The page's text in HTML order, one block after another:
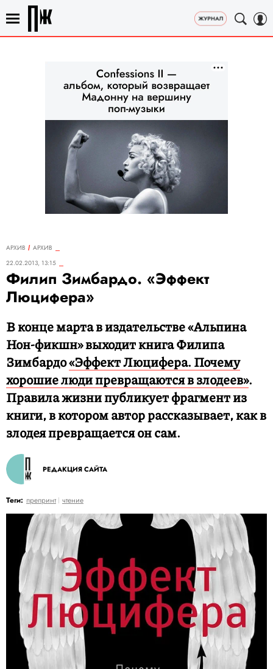
АРХИВ
АРХИВ
22.02.2013, 13:15
Филип Зимбардо. «Эффект
Люцифера»
В конце марта в издательстве «Альпина
Нон-фикшн» выходит книга Филипа
Зимбардо«Эффект Люцифера. Почему
хорошие люди превращаются в злодеев».
Правила жизни публикует фрагмент из
книги, в котором автор рассказывает, как в
злодея превращается он сам.
РЕДАКЦИЯ САЙТА
Теги: препринт чтение